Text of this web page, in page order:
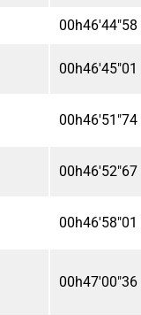
00h46'44"58
00h46'45"01
00h46'51"74
00h46'52"67
00h46'58"01
00h47'00"36